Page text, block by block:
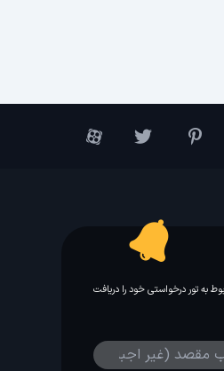
به تور درخواستی خود را دریافت